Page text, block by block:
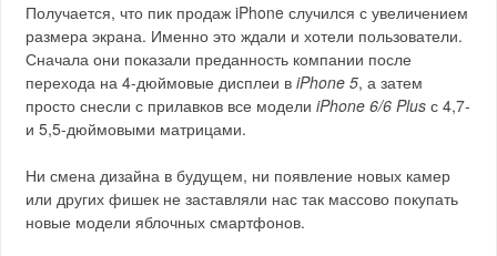
Получается, что пик продаж iPhone случился с увеличением
размера экрана. Именно это ждали и хотели пользователи.
Сначала они показали преданность компании после
перехода на 4-дюймовые дисплеи вiPhone 5, а затем
просто снесли с прилавков все моделиiPhone 6/6 Plus с 4,7-
и 5,5-дюймовыми матрицами.
Ни смена дизайна в будущем, ни появление новых камер
или других фишек не заставляли нас так массово покупать
новые модели яблочных смартфонов.